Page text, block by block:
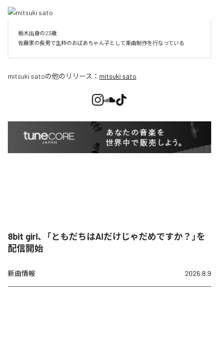
栃木出身の23歳
佐藤家の長男で生粋のおばあちゃん子として楽曲制作を行なっている
mitsuki satoの他のリリース： mitsuki sato
8bit girl、「ともだちはAIだけじゃだめですか？」を
配信開始
新曲情報 2026.8.9